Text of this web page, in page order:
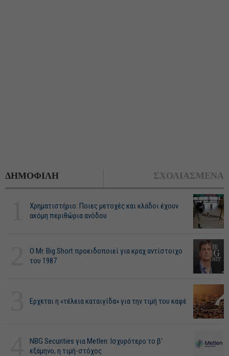
ΔΗΜΟΦΙΛΗ ΣΧΟΛΙΑΣΜΕΝΑ
Χρηματιστήριο: Ποιες μετοχές και κλάδοι έχουν
ακόμη περιθώρια ανόδου
O Mr. Big Short προειδοποιεί για κραχ αντίστοιχο
του 1987
Ερχεται η «τέλεια καταιγίδα» για την τιμή του καφέ
NBG Securities για Metlen: Ισχυρότερο το β'
εξάμηνο, η τιμή-στόχος